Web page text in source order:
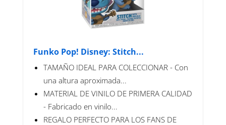
Funko Pop! Disney: Stitch...
TAMAÑO IDEAL PARA COLECCIONAR - Con
una altura aproximada...
MATERIAL DE VINILO DE PRIMERA CALIDAD
- Fabricado en vinilo...
REGALO PERFECTO PARA LOS FANS DE